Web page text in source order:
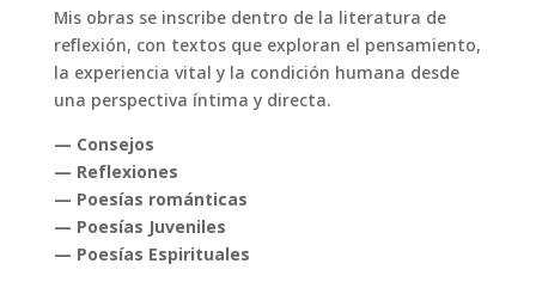
Mis obras se inscribe dentro de la literatura de
reflexión, con textos que exploran el pensamiento,
la experiencia vital y la condición humana desde
una perspectiva íntima y directa.
— Consejos
— Reflexiones
— Poesías románticas
— Poesías Juveniles
— Poesías Espirituales